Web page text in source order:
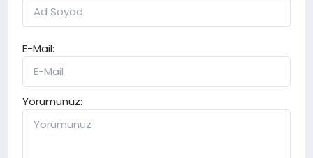
E-Mail:
Yorumunuz: